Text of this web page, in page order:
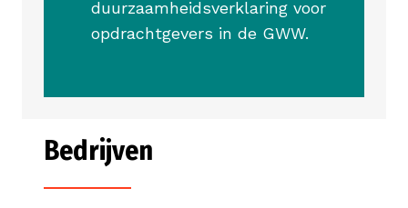
duurzaamheidsverklaring voor
opdrachtgevers in de GWW.
Bedrijven